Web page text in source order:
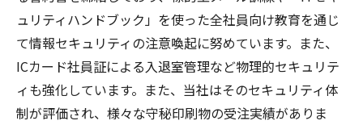
ュリティハンドブック」を使った全社員向け教育を通じ
て情報セキュリティの注意喚起に努めています。また、
ICカード社員証による入退室管理など物理的セキュリテ
ィも強化しています。また、当社はそのセキュリティ体
制が評価され、様々な守秘印刷物の受注実績がありま